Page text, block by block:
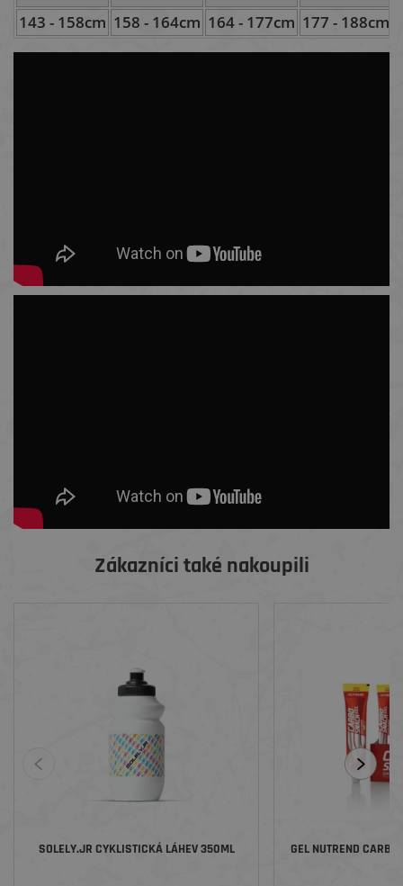
143 - 158cm 158 - 164cm 164 - 177cm 177 - 188cm
Zákazníci také nakoupili
SOLELY.JR CYKLISTICKÁ LÁHEV 350ML GEL NUTREND